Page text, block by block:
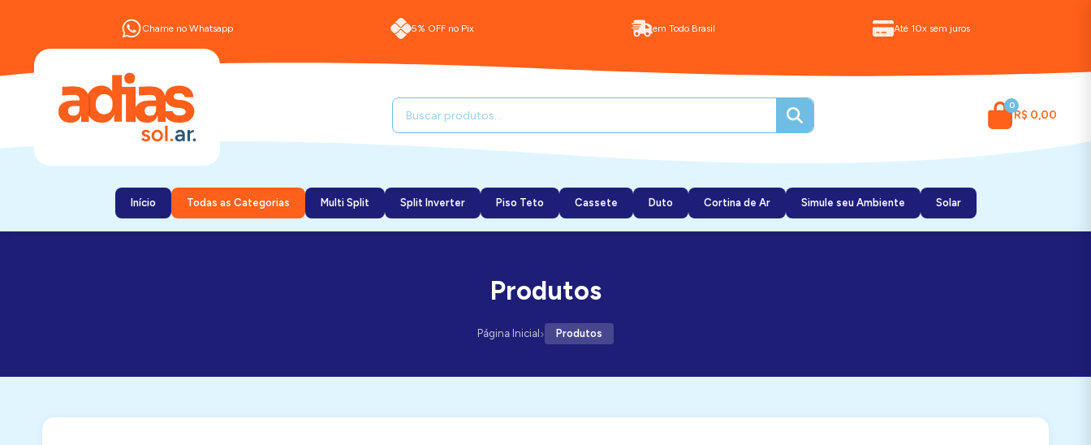
Chame no Whatsapp 5% OFF no Pix em Todo Brasil Até 10x sem juros
0
R$ 0,00
Início Todas as Categorias Multi Split Split Inverter Piso Teto Cassete Duto Cortina de Ar Simule seu Ambiente Solar
Produtos
Página Inicial › Produtos